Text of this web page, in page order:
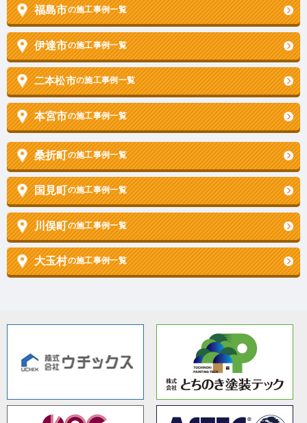
福島市の施工事例一覧
伊達市の施工事例一覧
二本松市の施工事例一覧
本宮市の施工事例一覧
桑折町の施工事例一覧
国見町の施工事例一覧
川俣町の施工事例一覧
大玉村の施工事例一覧